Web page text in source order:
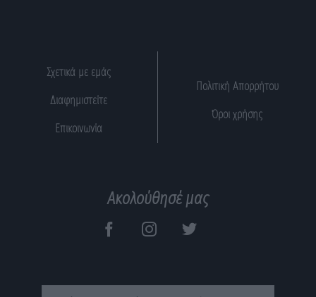
Σχετικά με εμάς
Διαφημιστείτε
Επικοινωνία
Πολιτική Απορρήτου
Όροι χρήσης
Ακολούθησέ μας